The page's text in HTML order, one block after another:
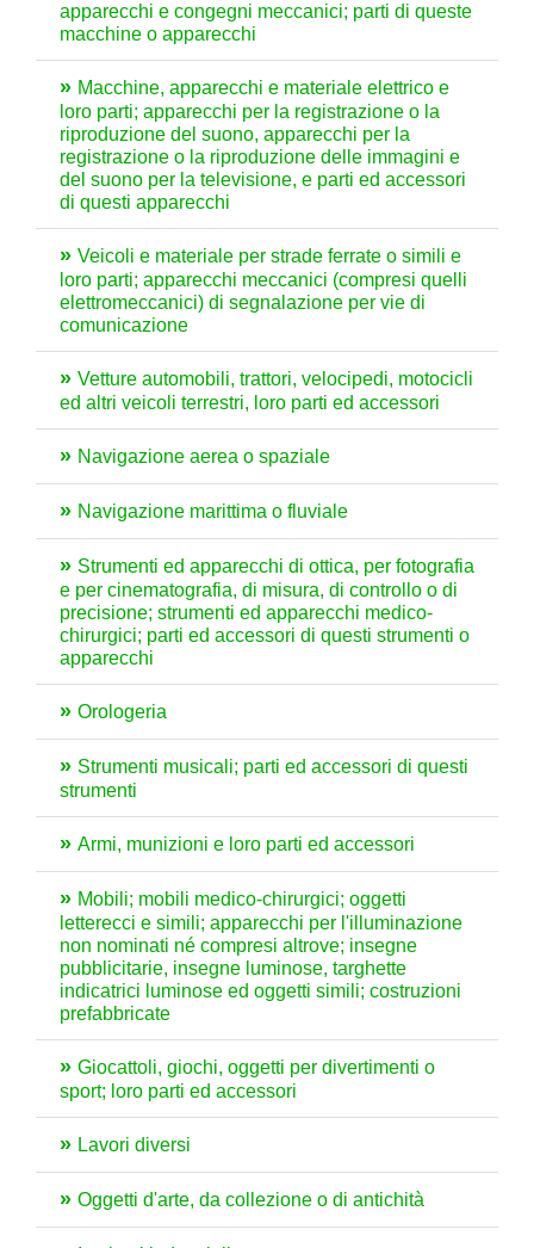
apparecchi e congegni meccanici; parti di queste
macchine o apparecchi
Macchine, apparecchi e materiale elettrico e
loro parti; apparecchi per la registrazione o la
riproduzione del suono, apparecchi per la
registrazione o la riproduzione delle immagini e
del suono per la televisione, e parti ed accessori
di questi apparecchi
Veicoli e materiale per strade ferrate o simili e
loro parti; apparecchi meccanici (compresi quelli
elettromeccanici) di segnalazione per vie di
comunicazione
Vetture automobili, trattori, velocipedi, motocicli
ed altri veicoli terrestri, loro parti ed accessori
Navigazione aerea o spaziale
Navigazione marittima o fluviale
Strumenti ed apparecchi di ottica, per fotografia
e per cinematografia, di misura, di controllo o di
precisione; strumenti ed apparecchi medico-
chirurgici; parti ed accessori di questi strumenti o
apparecchi
Orologeria
Strumenti musicali; parti ed accessori di questi
strumenti
Armi, munizioni e loro parti ed accessori
Mobili; mobili medico-chirurgici; oggetti
letterecci e simili; apparecchi per l'illuminazione
non nominati né compresi altrove; insegne
pubblicitarie, insegne luminose, targhette
indicatrici luminose ed oggetti simili; costruzioni
prefabbricate
Giocattoli, giochi, oggetti per divertimenti o
sport; loro parti ed accessori
Lavori diversi
Oggetti d'arte, da collezione o di antichità